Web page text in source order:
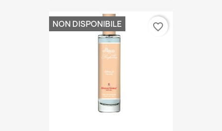
NON DISPONIBILE favorite_border